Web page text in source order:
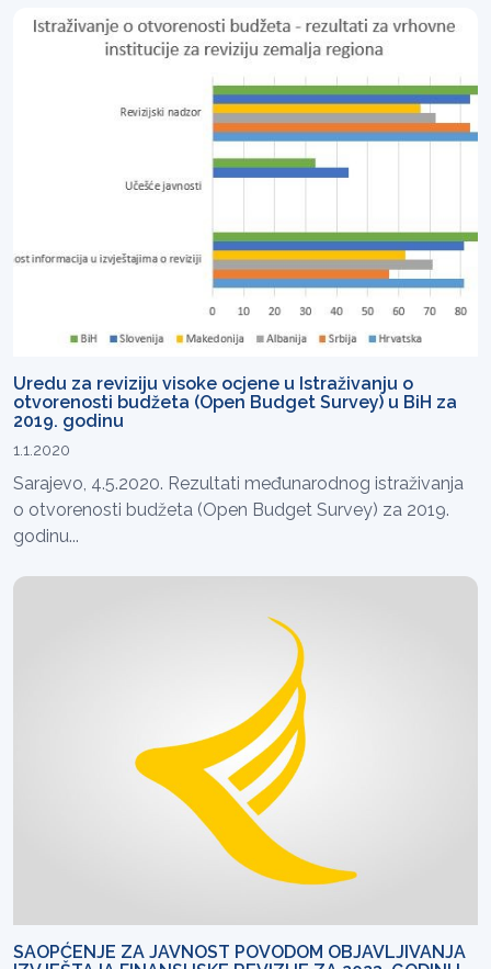
Uredu za reviziju visoke ocjene u Istraživanju o
otvorenosti budžeta (Open Budget Survey) u BiH za
2019. godinu
1.1.2020
Sarajevo, 4.5.2020. Rezultati međunarodnog istraživanja
o otvorenosti budžeta (Open Budget Survey) za 2019.
godinu...
SAOPĆENJE ZA JAVNOST POVODOM OBJAVLJIVANJA